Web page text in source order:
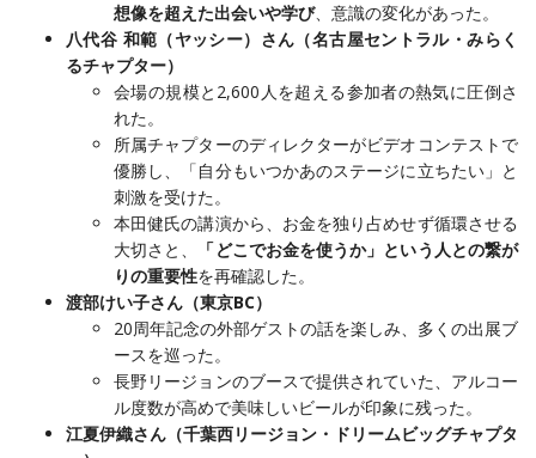
想像を超えた出会いや学び、意識の変化があった。
八代谷 和範（ヤッシー）さん（名古屋セントラル・みらく
るチャプター）
会場の規模と2,600人を超える参加者の熱気に圧倒さ
れた。
所属チャプターのディレクターがビデオコンテストで
優勝し、「自分もいつかあのステージに立ちたい」と
刺激を受けた。
本田健氏の講演から、お金を独り占めせず循環させる
大切さと、
「どこでお金を使うか」という人との繋が
りの重要性を再確認した。
渡部けい子さん（東京BC）
20周年記念の外部ゲストの話を楽しみ、多くの出展ブ
ースを巡った。
長野リージョンのブースで提供されていた、アルコー
ル度数が高めで美味しいビールが印象に残った。
江夏伊織さん（千葉西リージョン・ドリームビッグチャプタ